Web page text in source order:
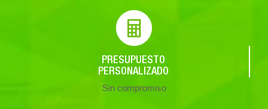
PRESUPUESTO
PERSONALIZADO
Sin compromiso